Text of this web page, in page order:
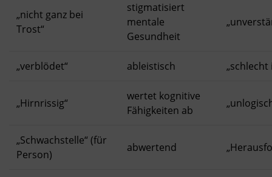
„nicht ganz bei
Trost“
stigmatisiert
mentale
Gesundheit
„verblödet“ ableistisch
„Hirnrissig“
wertet kognitive
Fähigkeiten ab
„Schwachstelle“ (für
Person)
abwertend